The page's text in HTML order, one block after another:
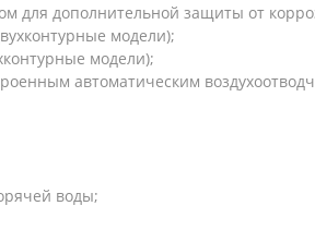
для дополнительной защиты от
модели);
модели);
автоматическим
воды;